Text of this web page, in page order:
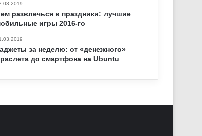
развлечься в праздники: лучшие
игры 2016-го
за неделю: от «денежного»
до смартфона на Ubuntu